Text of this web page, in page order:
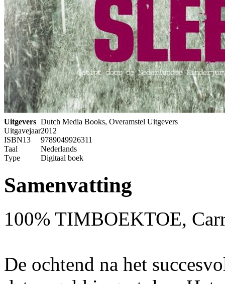
Uitgevers Dutch Media Books, Overamstel Uitgevers
Uitgavejaar2012
ISBN13
9789049926311
Taal
Nederlands
Type
Digitaal boek
Samenvatting
100% TIMBOEKTOE,
De ochtend na het